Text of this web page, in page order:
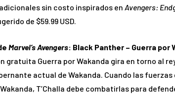
sin costo inspirados en Avengers:
de $59.99 USD.
Marvel’s Avengers: Black Panther – Guerra por
gratuita Guerra por Wakanda gira en torno al
actual de Wakanda. Cuando las
T’Challa debe combatirlas para